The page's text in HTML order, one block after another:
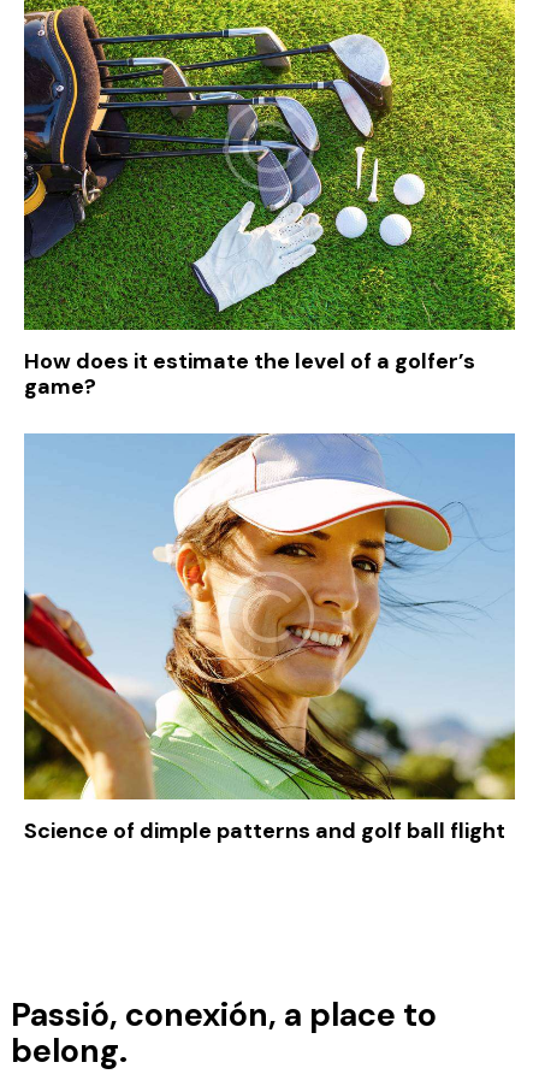
How does it estimate the level of a golfer’s
game?
Science of dimple patterns and golf ball flight
Passió, conexión, a place to
belong.
Barcelona Resortcon2 green
fees
incluidos en un entorno
privilegiado.